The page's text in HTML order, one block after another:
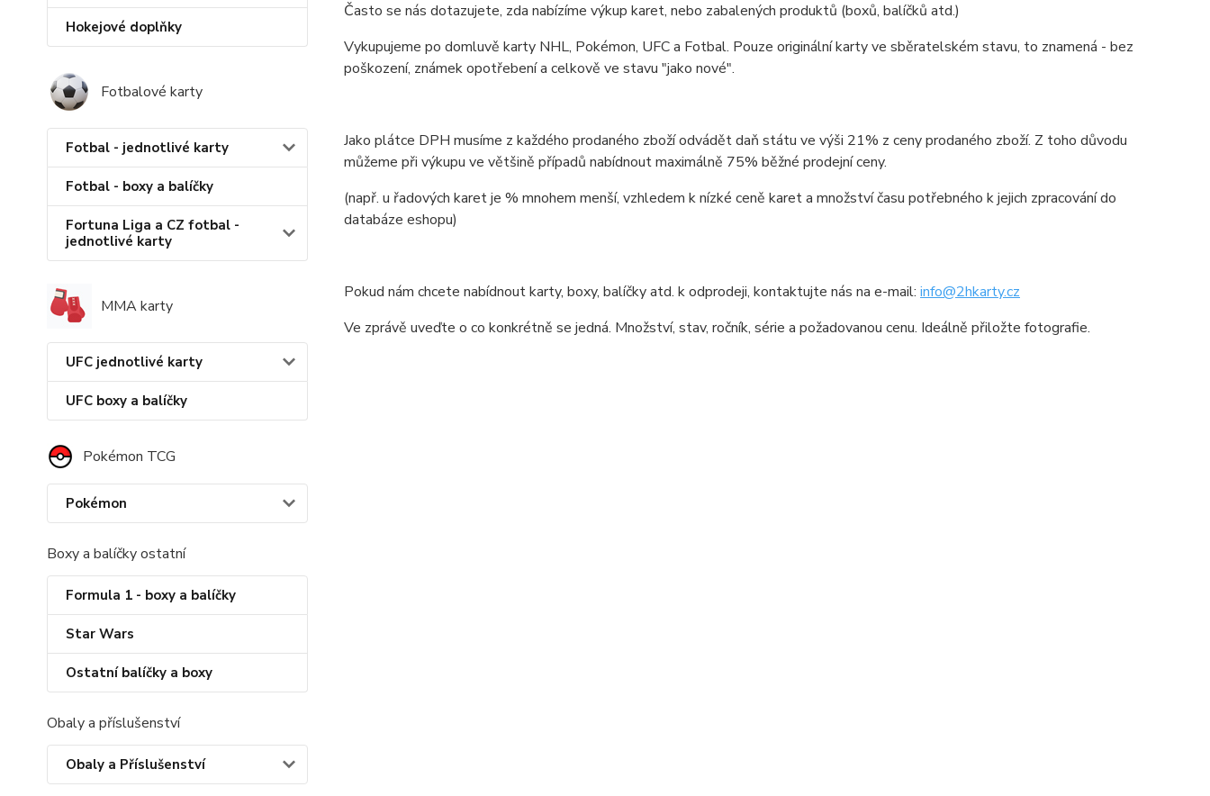
Hokejové doplňky
Fotbalové karty
Fotbal - jednotlivé karty
Fotbal - boxy a balíčky
Fortuna Liga a CZ fotbal -
jednotlivé karty
MMA karty
UFC jednotlivé karty
UFC boxy a balíčky
Pokémon TCG
Pokémon
Boxy a balíčky ostatní
Formula 1 - boxy a balíčky
Star Wars
Ostatní balíčky a boxy
Obaly a příslušenství
Obaly a Příslušenství
Často se nás dotazujete, zda nabízíme výkup karet, nebo zabalených produktů (boxů, balíčků atd.)
Vykupujeme po domluvě karty NHL, Pokémon, UFC a Fotbal. Pouze originální karty ve sběratelském stavu, to znamená - bez
poškození, známek opotřebení a celkově ve stavu "jako nové".
Jako plátce DPH musíme z každého prodaného zboží odvádět daň státu ve výši 21% z ceny prodaného zboží. Z toho důvodu
můžeme při výkupu ve většině případů nabídnout maximálně 75% běžné prodejní ceny.
(např. u řadových karet je % mnohem menší, vzhledem k nízké ceně karet a množství času potřebného k jejich zpracování do
databáze eshopu)
Pokud nám chcete nabídnout karty, boxy, balíčky atd. k odprodeji, kontaktujte nás na e-mail: info@2hkarty.cz
Ve zprávě uveďte o co konkrétně se jedná. Množství, stav, ročník, série a požadovanou cenu. Ideálně přiložte fotografie.